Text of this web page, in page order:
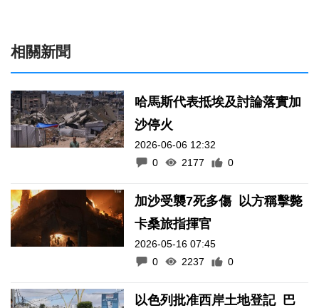
相關新聞
哈馬斯代表抵埃及討論落實加
沙停火
2026-06-06 12:32
0
2177 0
加沙受襲7死多傷 以方稱擊斃
卡桑旅指揮官
2026-05-16 07:45
0
2237 0
以色列批准西岸土地登記 巴